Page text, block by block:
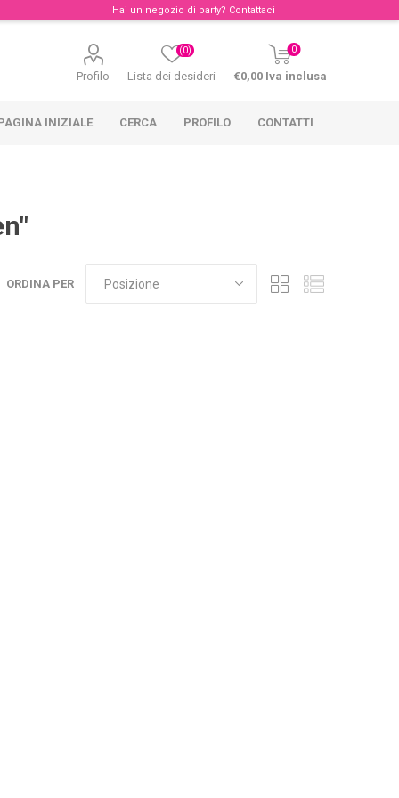
Hai un negozio di party? Contattaci
Profilo Lista dei desideri
(0) 0
€0,00 Iva inclusa
INIZIALE CERCA PROFILO CONTATTI
ORDINA PER